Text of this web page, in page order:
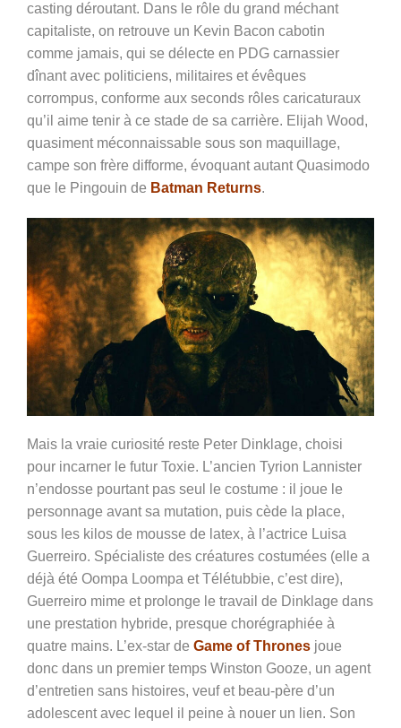
casting déroutant. Dans le rôle du grand méchant
capitaliste, on retrouve un Kevin Bacon cabotin
comme jamais, qui se délecte en PDG carnassier
dînant avec politiciens, militaires et évêques
corrompus, conforme aux seconds rôles caricaturaux
qu’il aime tenir à ce stade de sa carrière. Elijah Wood,
quasiment méconnaissable sous son maquillage,
campe son frère difforme, évoquant autant Quasimodo
que le Pingouin de Batman Returns.
Mais la vraie curiosité reste Peter Dinklage, choisi
pour incarner le futur Toxie. L’ancien Tyrion Lannister
n’endosse pourtant pas seul le costume : il joue le
personnage avant sa mutation, puis cède la place,
sous les kilos de mousse de latex, à l’actrice Luisa
Guerreiro. Spécialiste des créatures costumées (elle a
déjà été Oompa Loompa et Télétubbie, c’est dire),
Guerreiro mime et prolonge le travail de Dinklage dans
une prestation hybride, presque chorégraphiée à
quatre mains. L’ex-star de Game of Thrones joue
donc dans un premier temps Winston Gooze, un agent
d’entretien sans histoires, veuf et beau-père d’un
adolescent avec lequel il peine à nouer un lien. Son